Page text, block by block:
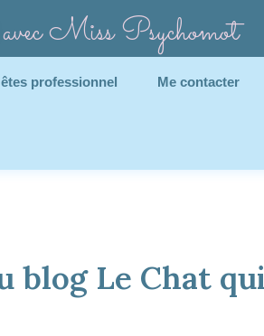
avec Miss Psychomot
professionnel Me contacter
blog Le Chat